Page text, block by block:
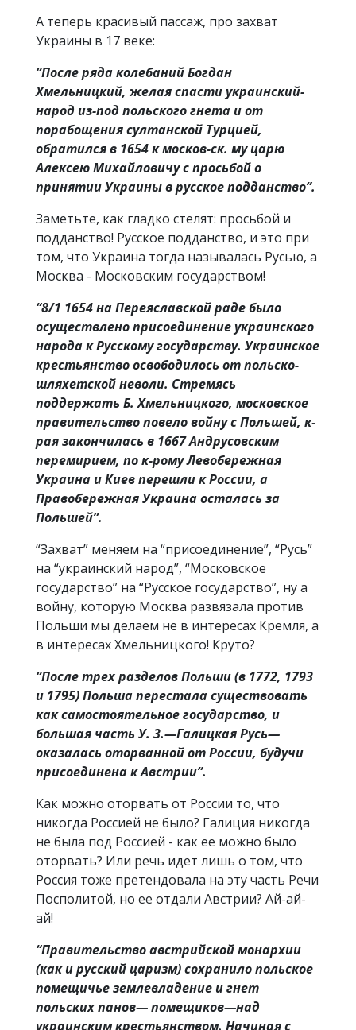
А теперь красивый пассаж, про захват
Украины в 17 веке:
“После ряда колебаний Богдан
Хмельницкий, желая спасти украинский-
народ из-под польского гнета и от
порабощения султанской Турцией,
обратился в 1654 к москов-ск. му царю
Алексею Михайловичу с просьбой о
принятии Украины в русское подданство”.
Заметьте, как гладко стелят: просьбой и
подданство! Русское подданство, и это при
том, что Украина тогда называлась Русью, а
Москва - Московским государством!
“8/1 1654 на Переяславской раде было
осуществлено присоединение украинского
народа к Русскому государству. Украинское
крестьянство освободилось от польско-
шляхетской неволи. Стремясь
поддержать Б. Хмельницкого, московское
правительство повело войну с Польшей, к-
рая закончилась в 1667 Андрусовским
перемирием, по к-рому Левобережная
Украина и Киев перешли к России, а
Правобережная Украина осталась за
Польшей”.
“Захват” меняем на “присоединение”, “Русь”
на “украинский народ”, “Московское
государство” на “Русское государство”, ну а
войну, которую Москва развязала против
Польши мы делаем не в интересах Кремля, а
в интересах Хмельницкого! Круто?
“После трех разделов Польши (в 1772, 1793
и 1795) Польша перестала существовать
как самостоятельное государство, и
большая часть У. 3.—Галицкая Русь—
оказалась оторванной от России, будучи
присоединена к Австрии”.
Как можно оторвать от России то, что
никогда Россией не было? Галиция никогда
не была под Россией - как ее можно было
оторвать? Или речь идет лишь о том, что
Россия тоже претендовала на эту часть Речи
Посполитой, но ее отдали Австрии? Ай-ай-
ай!
“Правительство австрийской монархии
(как и русский царизм) сохранило польское
помещичье землевладение и гнет
польских панов— помещиков—над
украинским крестьянством. Начиная с